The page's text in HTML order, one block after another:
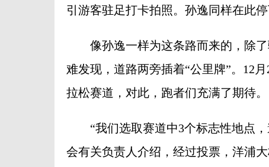
引游客驻足打卡拍照。孙逸同样在此
像孙逸一样为这条路而来的，除了
难发现，道路两旁插着“公里牌”。12
拉松赛道，对此，跑者们充满了期待。
“我们选取赛道中3个标志性地点，
会有关负责人介绍，经过投票，洋浦